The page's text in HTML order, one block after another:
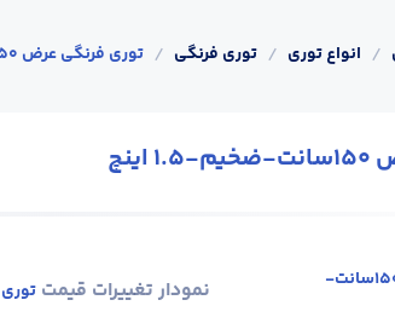
/ انواع توری / توری فرنگی / توری فرنگی عرض 150سانت-ضخیم-1.5 اینچ
توری فرنگی عرض 150سانت-
نمودار تغییرات قیمت توری